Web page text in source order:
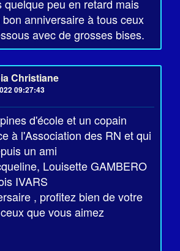
quelque peu en retard mais
anniversaire à tous ceux
avec de grosses bises.
Christiane
09:27:43
d'école et un copain
à l'Association des RN et qui
un ami
Louisette GAMBERO
IVARS
, profitez bien de votre
que vous aimez